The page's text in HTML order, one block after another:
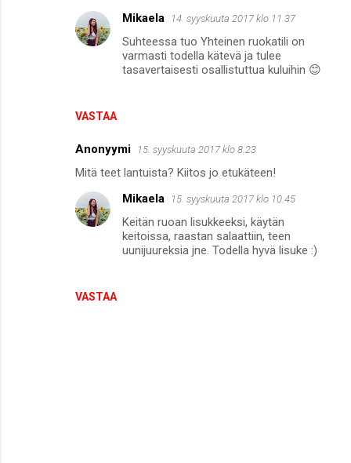
VASTAA
Mikaela 14. syyskuuta 2017 klo 11.37
Suhteessa tuo Yhteinen ruokatili on
varmasti todella kätevä ja tulee
tasavertaisesti osallistuttua kuluihin 😊
Anonyymi 15. syyskuuta 2017 klo 8.23
Mitä teet lantuista? Kiitos jo etukäteen!
VASTAA
Mikaela 15. syyskuuta 2017 klo 10.45
Keitän ruoan lisukkeeksi, käytän
keitoissa, raastan salaattiin, teen
uunijuureksia jne. Todella hyvä lisuke :)